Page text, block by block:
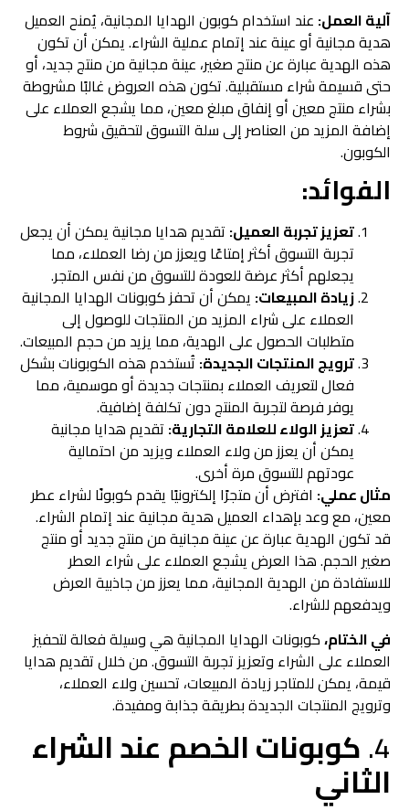
آلية العمل:عند استخدام كوبون الهدايا المجانية، يُمنح العميل
هدية مجانية أو عينة عند إتمام عملية الشراء. يمكن أن تكون
هذه الهدية عبارة عن منتج صغير، عينة مجانية من منتج جديد، أو
حتى قسيمة شراء مستقبلية. تكون هذه العروض غالبًا مشروطة
بشراء منتج معين أو إنفاق مبلغ معين، مما يشجع العملاء على
إضافة المزيد من العناصر إلى سلة التسوق لتحقيق شروط
الكوبون.
الفوائد:
تعزيز تجربة العميل:تقديم هدايا مجانية يمكن أن يجعل
تجربة التسوق أكثر إمتاعًا ويعزز من رضا العملاء، مما
يجعلهم أكثر عرضة للعودة للتسوق من نفس المتجر.
زيادة المبيعات:يمكن أن تحفز كوبونات الهدايا المجانية
العملاء على شراء المزيد من المنتجات للوصول إلى
متطلبات الحصول على الهدية، مما يزيد من حجم المبيعات.
ترويج المنتجات الجديدة:تُستخدم هذه الكوبونات بشكل
فعال لتعريف العملاء بمنتجات جديدة أو موسمية، مما
يوفر فرصة لتجربة المنتج دون تكلفة إضافية.
تعزيز الولاء للعلامة التجارية:تقديم هدايا مجانية
يمكن أن يعزز من ولاء العملاء ويزيد من احتمالية
عودتهم للتسوق مرة أخرى.
مثال عملي:افترض أن متجرًا إلكترونيًا يقدم كوبونًا لشراء عطر
معين، مع وعد بإهداء العميل هدية مجانية عند إتمام الشراء.
قد تكون الهدية عبارة عن عينة مجانية من منتج جديد أو منتج
صغير الحجم. هذا العرض يشجع العملاء على شراء العطر
للاستفادة من الهدية المجانية، مما يعزز من جاذبية العرض
ويدفعهم للشراء.
في الختام،كوبونات الهدايا المجانية هي وسيلة فعالة لتحفيز
العملاء على الشراء وتعزيز تجربة التسوق. من خلال تقديم هدايا
قيمة، يمكن للمتاجر زيادة المبيعات، تحسين ولاء العملاء،
وترويج المنتجات الجديدة بطريقة جذابة ومفيدة.
كوبونات الخصم عند الشراء
الثاني